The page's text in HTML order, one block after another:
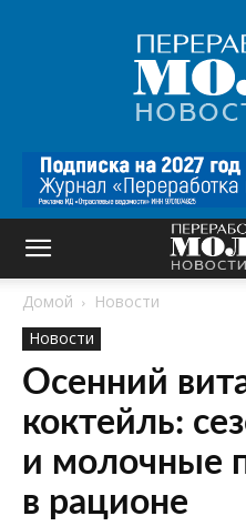
Домой
Новости
Новости
Осенний
коктейль:
и молочные
в рационе